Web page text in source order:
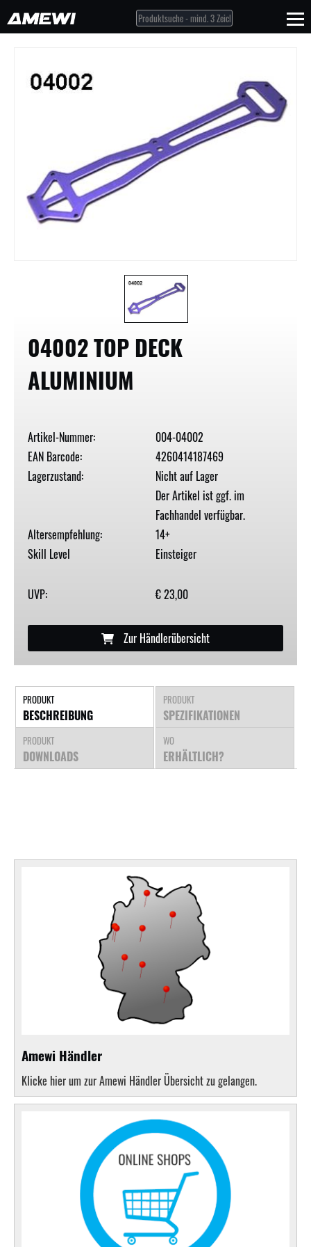
04002 TOP DECK
ALUMINIUM
Artikel-Nummer:
004-04002
EAN Barcode:
4260414187469
Lagerzustand:
Nicht auf Lager
Der Artikel ist ggf. im
Fachhandel verfügbar.
Altersempfehlung:
14+
Skill Level
Einsteiger
UVP: € 23,00
Zur Händlerübersicht
PRODUKT
BESCHREIBUNG
PRODUKT
SPEZIFIKATIONEN
PRODUKT
DOWNLOADS
WO
ERHÄLTLICH?
Amewi Händler
Klicke hier um zur Amewi Händler Übersicht zu gelangen.